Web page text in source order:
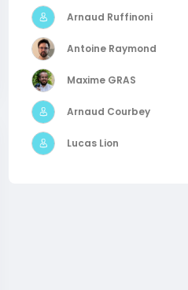
Arnaud Ruffinoni
Antoine Raymond
Maxime GRAS
Arnaud Courbey
Lucas Lion